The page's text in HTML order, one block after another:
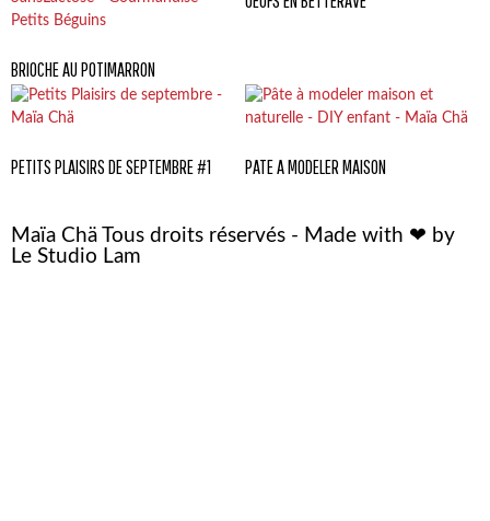
BRIOCHE AU POTIMARRON
PETITS PLAISIRS DE SEPTEMBRE #1 PATE A MODELER MAISON
Maïa Chä Tous droits réservés - Made with ❤ by
Le Studio Lam